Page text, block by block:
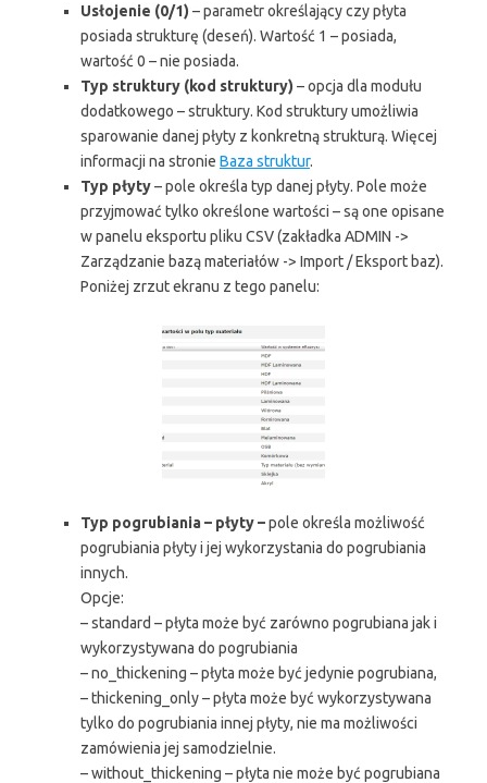
Usłojenie (0/1) – parametr określający czy płyta
posiada strukturę (deseń). Wartość 1 – posiada,
wartość 0 – nie posiada.
Typ struktury (kod struktury) – opcja dla modułu
dodatkowego – struktury. Kod struktury umożliwia
sparowanie danej płyty z konkretną strukturą. Więcej
informacji na stronie Baza struktur.
Typ płyty– pole określa typ danej płyty. Pole może
przyjmować tylko określone wartości – są one opisane
w panelu eksportu pliku CSV (zakładka ADMIN ->
Zarządzanie bazą materiałów -> Import / Eksport baz).
Poniżej zrzut ekranu z tego panelu:
Typ pogrubiania – płyty –pole określa możliwość
pogrubiania płyty i jej wykorzystania do pogrubiania
innych.
Opcje:
– standard – płyta może być zarówno pogrubiana jak i
wykorzystywana do pogrubiania
– no_thickening – płyta może być jedynie pogrubiana,
– thickening_only – płyta może być wykorzystywana
tylko do pogrubiania innej płyty, nie ma możliwości
zamówienia jej samodzielnie.
– without_thickening – płyta nie może być pogrubiana